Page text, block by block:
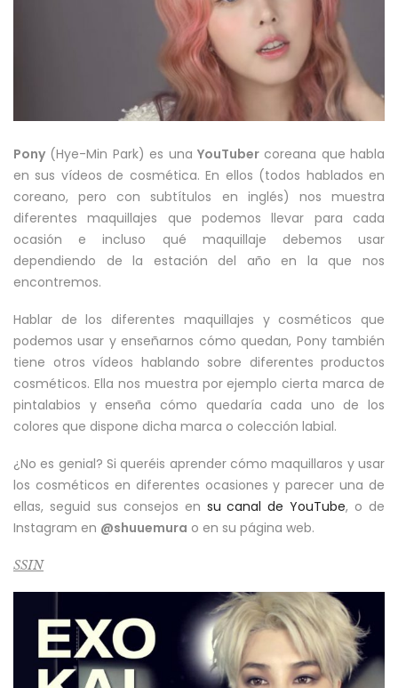
Pony (Hye-Min Park) es una YouTubercoreana que habla
en sus vídeos de cosmética. En ellos (todos hablados en
coreano, pero con subtítulos en inglés) nos muestra
diferentes maquillajes que podemos llevar para cada
ocasión e incluso qué maquillaje debemos usar
dependiendo de la estación del año en la que nos
encontremos.
Hablar de los diferentes maquillajes y cosméticos que
podemos usar y enseñarnos cómo quedan, Pony también
tiene otros vídeos hablando sobre diferentes productos
cosméticos. Ella nos muestra por ejemplo cierta marca de
pintalabios y enseña cómo quedaría cada uno de los
colores que dispone dicha marca o colección labial.
¿No es genial? Si queréis aprender cómo maquillaros y usar
los cosméticos en diferentes ocasiones y parecer una de
ellas, seguid sus consejos en su canal de YouTube, o de
Instagram en @shuuemura o en su página web.
SSIN